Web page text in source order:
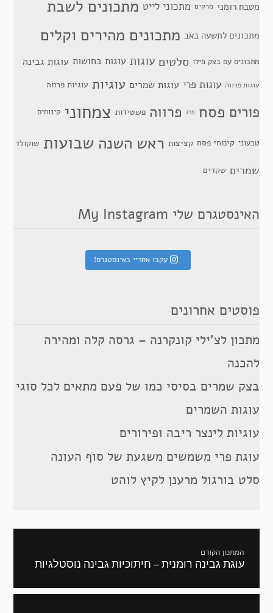
מטבח רומני מרקים מתכוני לייט מתכונים לשבת
מתכונים לתשעה באב מתכונים מהירים וקלים
מתכונים עם בצק פילו סלטים עוגות עוגות בחושות עוגות גבינה
עוגות פרווה עוגות פרי עוגות שמרים עוגיות עוגיות פרווה
פורים פסח פרג פרווה פשטידות צמחוני קינוחים
טבעוני קינוחי פסח קציצות ראש השנה שבועות שוקולד
שמרים שקדים
האינסטגרם שלי My Instagram
עקבו אחריי באינסטגרם!
פוסטים אחרונים
מתכון לצ’ילי קונקרנה – גרסה קלה ומהירה
להכנה
בצק שמרים בסיסי כמו של פעם מתאים לכל סוגי
עוגות השמרים
עוגיות לינצר ריבה ופירורים
עוגת פרי משמשים משגעת של סוף העונה
סלט בורגול מרענן לקיץ לוהט
המתכון הקודם
מתכון
עוגת גבינה רומנית – חיתוכיות גבינה נוסטלגיות